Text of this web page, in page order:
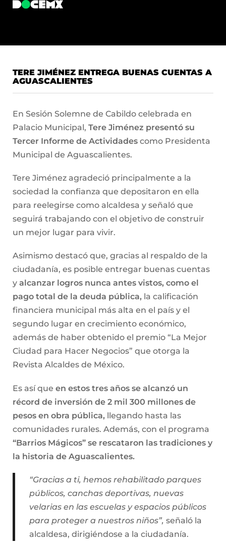
TERE JIMÉNEZ ENTREGA BUENAS CUENTAS A
AGUASCALIENTES
En Sesión Solemne de Cabildo celebrada en
Palacio Municipal, Tere Jiménez presentó su
Tercer Informe de Actividades como Presidenta
Municipal de Aguascalientes.
Tere Jiménez agradeció principalmente a la
sociedad la confianza que depositaron en ella
para reelegirse como alcaldesa y señaló que
seguirá trabajando con el objetivo de construir
un mejor lugar para vivir.
Asimismo destacó que, gracias al respaldo de la
ciudadanía, es posible entregar buenas cuentas
y alcanzar logros nunca antes vistos, como el
pago total de la deuda pública, la calificación
financiera municipal más alta en el país y el
segundo lugar en crecimiento económico,
además de haber obtenido el premio “La Mejor
Ciudad para Hacer Negocios” que otorga la
Revista Alcaldes de México.
Es así que en estos tres años se alcanzó un
récord de inversión de 2 mil 300 millones de
pesos en obra pública, llegando hasta las
comunidades rurales. Además, con el programa
“Barrios Mágicos” se rescataron las tradiciones y
la historia de Aguascalientes.
“Gracias a ti, hemos rehabilitado parques
públicos, canchas deportivas, nuevas
velarias en las escuelas y espacios públicos
para proteger a nuestros niños”, señaló la
alcaldesa, dirigiéndose a la ciudadanía.